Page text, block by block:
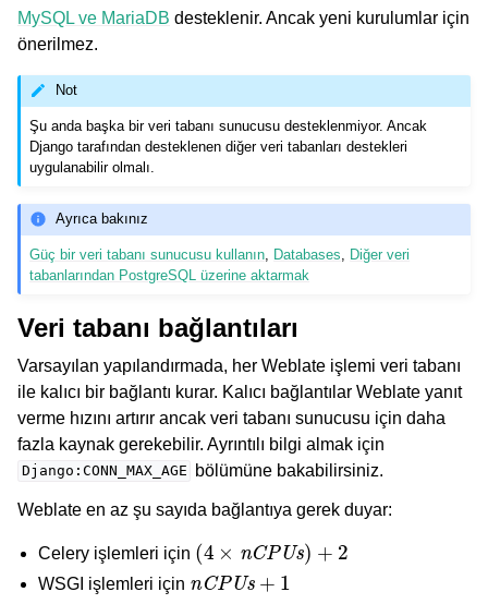
MySQL ve MariaDB desteklenir. Ancak yeni kurulumlar için
önerilmez.
Not
Şu anda başka bir veri tabanı sunucusu desteklenmiyor. Ancak
Django tarafından desteklenen diğer veri tabanları destekleri
uygulanabilir olmalı.
Ayrıca bakınız
Güç bir veri tabanı sunucusu kullanın Databases
Diğer veri
tabanlarından PostgreSQL üzerine aktarmak
Veri tabanı bağlantıları
Varsayılan yapılandırmada, her Weblate işlemi veri tabanı
ile kalıcı bir bağlantı kurar. Kalıcı bağlantılar Weblate yanıt
verme hızını artırır ancak veri tabanı sunucusu için daha
fazla kaynak gerekebilir. Ayrıntılı bilgi almak için
Django:CONN_MAX_AGE bölümüne bakabilirsiniz.
Weblate en az şu sayıda bağlantıya gerek duyar:
Celery işlemleri için
(4 nCPUs) +
WSGI işlemleri için
nCPUs 1